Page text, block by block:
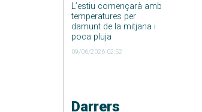
L’estiu començarà amb
temperatures per
damunt de la mitjana i
poca pluja
09/06/2026 02:52
Darrers